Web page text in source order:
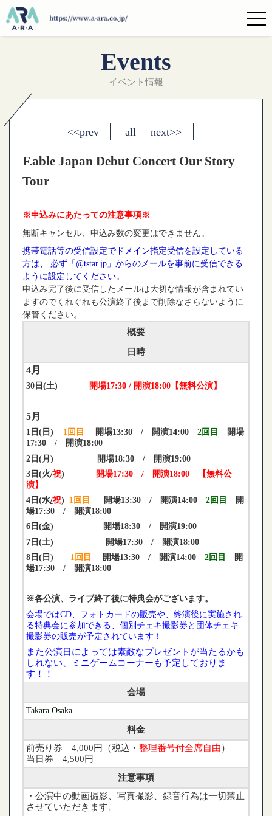
Events
イベント情報
<<prev all next>>
F.able Japan Debut Concert Our Story
Tour
※申込みにあたっての注意事項※
無断キャンセル、申込み数の変更はできません。
携帯電話等の受信設定でドメイン指定受信を設定している
方は、 必ず「@tstar.jp」からのメールを事前に受信できる
ように設定してください。
申込み完了後に受信したメールは大切な情報が含まれてい
ますのでくれぐれも公演終了後まで削除なさらないように
保管ください。
概要
日時
4月
30日(土) 開場17:30 / 開演18:00【無料公演】
5月
1日(日) 1回目 開場13:30 / 開演14:00 2回目
開場
17:30 / 開演18:00
2日(月)
開場18:30 / 開演19:00
3日(火/祝) 開場17:30 / 開演18:00
【無料公
演】
4日(水/祝) 1回目 開場13:30 / 開演14:00 2回目
開
場17:30 / 開演18:00
6日(金)
開場18:30 / 開演19:00
7日(土)
開場17:30 / 開演18:00
8日(日) 1回目 開場13:30 / 開演14:00 2回目
開
場17:30 / 開演18:00
※各公演、ライブ終了後に特典会がございます。
会場ではCD、フォトカードの販売や、終演後に実施され
る特典会に参加できる、個別チェキ撮影券と団体チェキ
撮影券の販売が予定されています！
また公演日によっては素敵なプレゼントが当たるかも
しれない、ミニゲームコーナーも予定しておりま
す！！
会場
Takara Osaka
料金
前売り券 4,000円 （税込・ 整理番号付全席自由）
当日券 4,500円
注意事項
・公演中の動画撮影、写真撮影、録音行為は一切禁止
させていただきます。